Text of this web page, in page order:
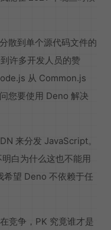
散到单个源代码文件的
许多开发人员的赞
从 Common.js
您要使用 Deno 解决
来分发 JavaScript。
白为什么这也不能用
望 Deno 不依赖于任
竞争，PK 究竟谁才是